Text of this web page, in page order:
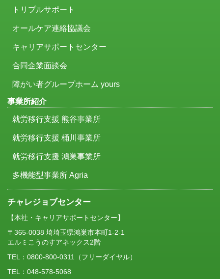
トリプルサポート
オールケア連絡協議会
キャリアサポートセンター
合同企業面談会
障がい者グループホーム yours
事業所紹介
就労移行支援 熊谷事業所
就労移行支援 桶川事業所
就労移行支援 鴻巣事業所
多機能型事業所 Agria
チャレジョブセンター
【本社・キャリアサポートセンター】
〒365-0038 埼埼玉県鴻巣市本町1-2-1
エルミこうのすアネックス2階
TEL： 0800-800-0311
（フリーダイヤル）
TEL：048-578-5068